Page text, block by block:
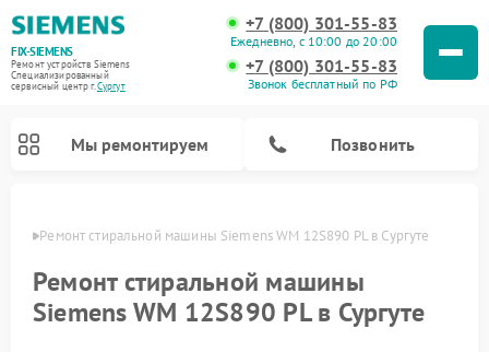
FIX-SIEMENS
Ремонт устройств Siemens
Специализированный
cервисный центр г.Сургут
+7 (800) 301-55-83
Ежедневно, с 10:00 до 20:00
+7 (800) 301-55-83
Звонок бесплатный по РФ
Мы ремонтируем Позвонить
Ремонт стиральной машины Siemens WM 12S890 PL в Сургуте
Ремонт стиральной машины
Siemens WM 12S890 PL в Сургуте